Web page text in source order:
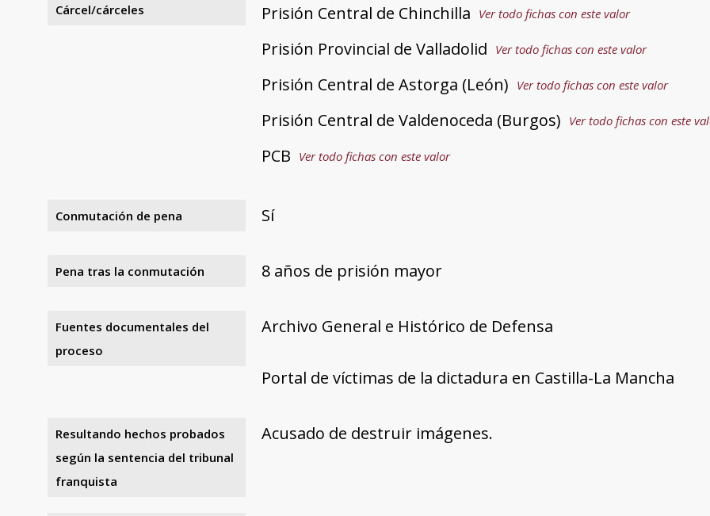
Cárcel/cárceles Prisión Central de Chinchilla Ver todo fichas con este valor
Prisión Provincial de Valladolid Ver todo fichas con este valor
Prisión Central de Astorga (León) Ver todo fichas con este valor
Prisión Central de Valdenoceda (Burgos) Ver todo fichas con este
PCB Ver todo fichas con este valor
Conmutación de pena Sí
Pena tras la conmutación 8 años de prisión mayor
Fuentes documentales del
proceso
Archivo General e Histórico de Defensa
Portal de víctimas de la dictadura en Castilla-La Mancha
Resultando hechos probados
según la sentencia del tribunal
franquista
Acusado de destruir imágenes.